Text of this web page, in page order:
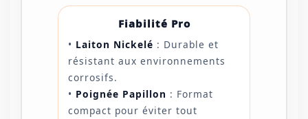
Fiabilité Pro
• Laiton Nickelé : Durable et
résistant aux environnements
corrosifs.
• Poignée Papillon : Format
compact pour éviter tout